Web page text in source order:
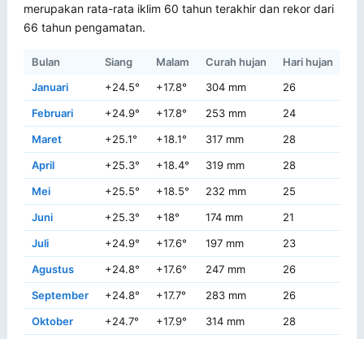
merupakan rata-rata iklim 60 tahun terakhir dan rekor dari
66 tahun pengamatan.
Bulan Siang Malam Curah hujan Hari hujan
Januari
+24.5° +17.8° 304 mm 26
Februari
+24.9° +17.8° 253 mm 24
Maret
+25.1° +18.1° 317 mm 28
April
+25.3° +18.4° 319 mm 28
Mei
+25.5° +18.5° 232 mm 25
Juni
+25.3° +18° 174 mm 21
Juli
+24.9° +17.6° 197 mm 23
Agustus
+24.8° +17.6° 247 mm 26
September
+24.8° +17.7° 283 mm 26
Oktober
+24.7° +17.9° 314 mm 28